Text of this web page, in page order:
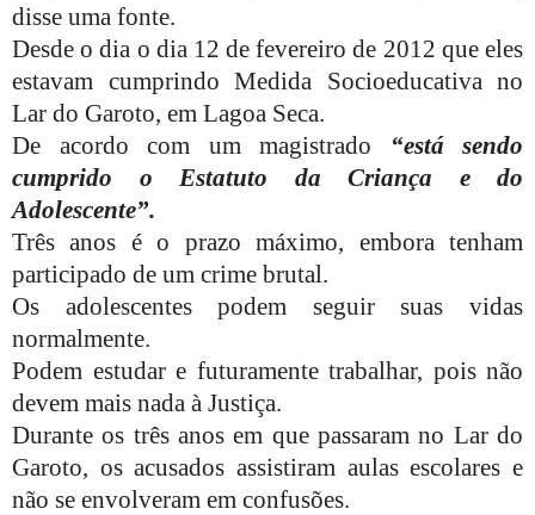
disse uma fonte.
Desde o dia o dia 12 de fevereiro de 2012 que eles
estavam cumprindo Medida Socioeducativa no
Lar do Garoto, em Lagoa Seca.
De acordo com um magistrado
“está sendo
cumprido o Estatuto da Criança e do
Adolescente”.
Três anos é o prazo máximo, embora tenham
participado de um crime brutal.
Os adolescentes podem seguir suas vidas
normalmente.
Podem estudar e futuramente trabalhar, pois não
devem mais nada à Justiça.
Durante os três anos em que passaram no Lar do
Garoto, os acusados assistiram aulas escolares e
não se envolveram em confusões.